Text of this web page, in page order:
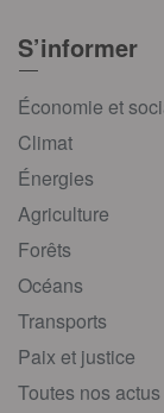
S’informer
Économie et
Climat
Énergies
Agriculture
Forêts
Océans
Transports
Paix et justice
Toutes nos actus